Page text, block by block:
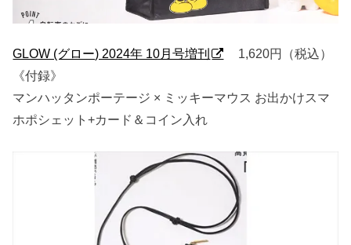
GLOW (グロー) 2024年 10月号増刊
1,620円（税込）
《付録》
マンハッタンポーテージ × ミッキーマウス お出かけスマ
ホポシェット+カード＆コイン入れ